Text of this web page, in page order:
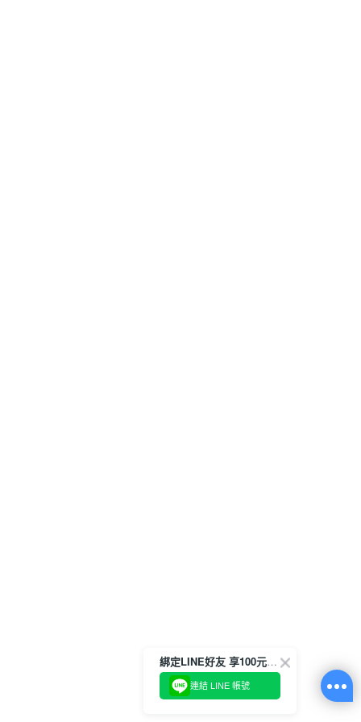
綁定LINE好友 享100元折價券
連結 LINE 帳號